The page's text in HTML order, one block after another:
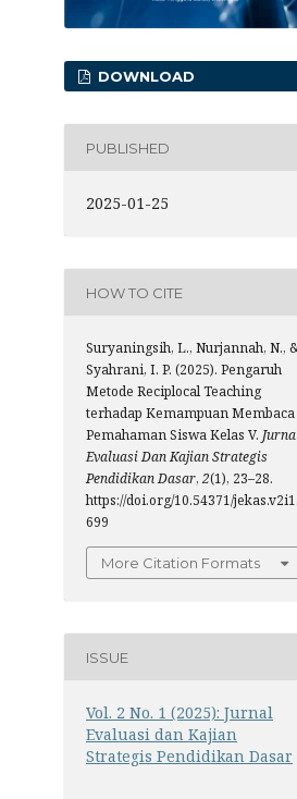
DOWNLOAD
PUBLISHED
2025-01-25
HOW TO CITE
Suryaningsih, L., Nurjannah, N.,
Syahrani, I. P. (2025). Pengaruh
Metode Reciplocal Teaching
terhadap Kemampuan Membaca
Pemahaman Siswa Kelas V.
Evaluasi Dan Kajian Strategis
Pendidikan Dasar, 2(1), 23–28.
https://doi.org/10.54371/jekas.v2i1.
699
More Citation Formats
ISSUE
Vol. 2 No. 1 (2025): Jurnal
Evaluasi dan Kajian
Strategis Pendidikan Dasar